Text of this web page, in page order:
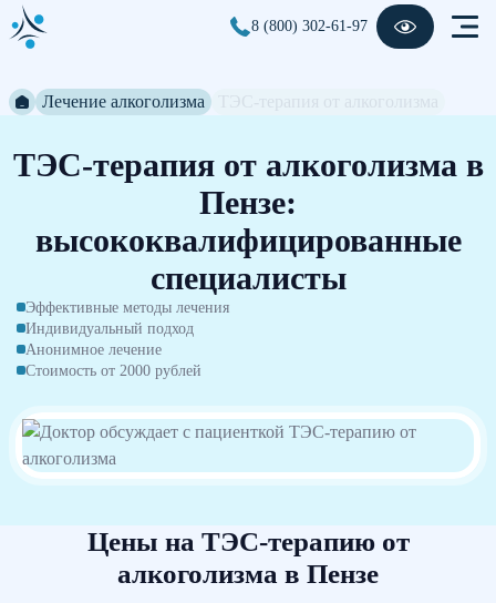
8 (800) 302-61-97
Лечение алкоголизма
ТЭС-терапия от алкоголизма в
Пензе:
высококвалифицированные
специалисты
Эффективные методы лечения
Индивидуальный подход
Анонимное лечение
Стоимость от 2000 рублей
Цены на ТЭС-терапию от
алкоголизма в Пензе